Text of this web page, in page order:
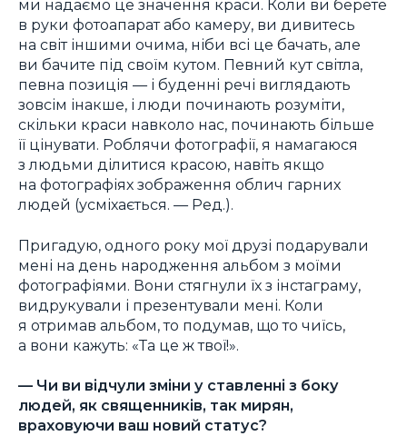
ми надаємо це значення краси. Коли ви берете
в руки фотоапарат або камеру, ви дивитесь
на світ іншими очима, ніби всі це бачать, але
ви бачите під своїм кутом. Певний кут світла,
певна позиція — і буденні речі виглядають
зовсім інакше, і люди починають розуміти,
скільки краси навколо нас, починають більше
її цінувати. Роблячи фотографії, я намагаюся
з людьми ділитися красою, навіть якщо
на фотографіях зображення облич гарних
людей (усміхається. — Ред.).
Пригадую, одного року мої друзі подарували
мені на день народження альбом з моїми
фотографіями. Вони стягнули їх з інстаграму,
видрукували і презентували мені. Коли
я отримав альбом, то подумав, що то чиїсь,
а вони кажуть: «Та це ж твої!».
— Чи ви відчули зміни у ставленні з боку
людей, як священників, так мирян,
враховуючи ваш новий статус?